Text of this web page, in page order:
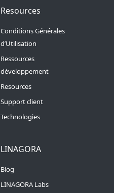
Footer Menu 3
Resources
Conditions Générales
d’Utilisation
Ressources
développement
Resources
Support client
Technologies
Footer Menu 5
LINAGORA
Blog
LINAGORA Labs